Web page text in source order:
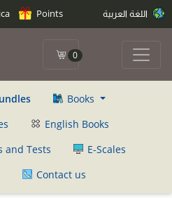
Points
0
Books
English Books
and Tests
E-Scales
Contact us